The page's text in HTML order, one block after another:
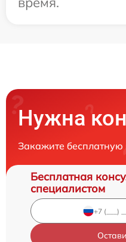
Нужна
Закажите бесплатную
Бесплатная
специалистом